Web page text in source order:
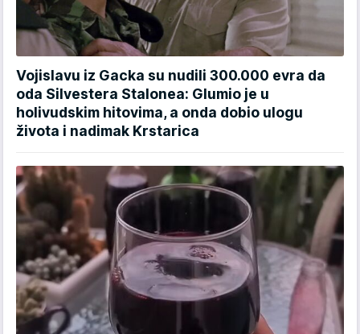
Vojislavu iz Gacka su nudili 300.000 evra da
oda Silvestera Stalonea: Glumio je u
holivudskim hitovima, a onda dobio ulogu
života i nadimak Krstarica